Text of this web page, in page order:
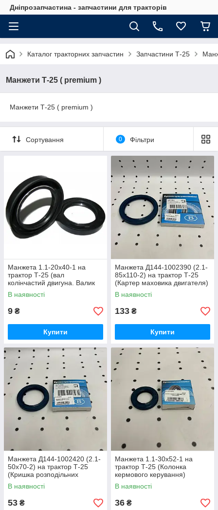
Дніпрозапчастина - запчастини для тракторів
Каталог тракторних запчастин Запчастини Т-25
Манжети Т-25 ( premium )
Манжети Т-25 ( premium )
Сортування 0 Фільтри
Манжета 1.1-20х40-1 на
трактор Т-25 (вал
колінчастий двигуна. Валик
приводу блокування головної
передачі)
В наявності
9 ₴
Купити
Манжета Д144-1002390 (2.1-
85х110-2) на трактор Т-25
(Картер маховика двигателя)
(Преміум)
В наявності
133 ₴
Купити
Манжета Д144-1002420 (2.1-
50х70-2) на трактор Т-25
(Кришка розподільних
шестерень двигуна)
(Преміум)
В наявності
53 ₴
Манжета 1.1-30х52-1 на
трактор Т-25 (Колонка
кермового керування)
(Преміум)
В наявності
36 ₴